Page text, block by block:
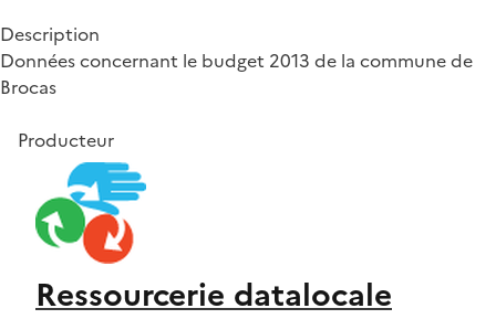
Description
Données concernant le budget 2013 de la commune de
Brocas
Producteur
Ressourcerie datalocale